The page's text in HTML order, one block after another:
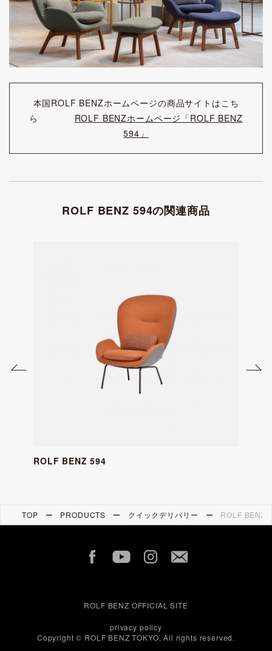
本国ROLF BENZホームページの商品サイトはこち
ら ROLF BENZホームページ「ROLF BENZ
594」
ROLF BENZ 594の関連商品
ROLF BENZ 594
TOP PRODUCTS クイックデリバリー ROLF BENZ
ROLF BENZ OFFICIAL SITE
privacy policy
Copyright © ROLF BENZ TOKYO. All rights reserved.